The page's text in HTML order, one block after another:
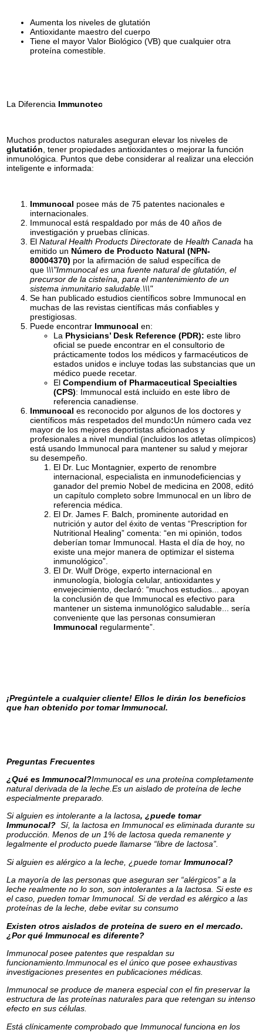
Aumenta los niveles de glutatión
Antioxidante maestro del cuerpo
Tiene el mayor Valor Biológico (VB) que cualquier otra
proteína comestible.
La Diferencia Immunotec
Muchos productos naturales aseguran elevar los niveles de
glutatión , tener propiedades antioxidantes o mejorar la función
inmunológica. Puntos que debe considerar al realizar una elección
inteligente e informada:
Immunocal posee más de 75 patentes nacionales e
internacionales.
Immunocal está respaldado por más de 40 años de
investigación y pruebas clínicas.
ElNatural Health Products Directorate deHealth Canada ha
emitido un Número de Producto Natural (NPN-
80004370) por la afirmación de salud específica de
que \\\"Immunocal es una fuente natural de glutatión, el
precursor de la cisteína, para el mantenimiento de un
sistema inmunitario saludable.\\\"
Se han publicado estudios científicos sobre Immunocal en
muchas de las revistas científicas más confiables y
prestigiosas.
Puede encontrar Immunocalen:
La Physicians’ Desk Reference (PDR): este libro
oficial se puede encontrar en el consultorio de
prácticamente todos los médicos y farmacéuticos de
estados unidos e incluye todas las substancias que un
médico puede recetar.
ElCompendium of Pharmaceutical Specialties
(CPS): Immunocal está incluido en este libro de
referencia canadiense.
Immunocales reconocido por algunos de los doctores y
científicos más respetados del mundo:Un número cada vez
mayor de los mejores deportistas aficionados y
profesionales a nivel mundial (incluidos los atletas olímpicos)
está usando Immunocal para mantener su salud y mejorar
su desempeño.
El Dr. Luc Montagnier, experto de renombre
internacional, especialista en inmunodeficiencias y
ganador del premio Nobel de medicina en 2008, editó
un capítulo completo sobre Immunocal en un libro de
referencia médica.
El Dr. James F. Balch, prominente autoridad en
nutrición y autor del éxito de ventas “Prescription for
Nutritional Healing” comenta: “en mi opinión, todos
deberían tomar Immunocal. Hasta el día de hoy, no
existe una mejor manera de optimizar el sistema
inmunológico”.
El Dr. Wulf Dröge, experto internacional en
inmunología, biología celular, antioxidantes y
envejecimiento, declaró: “muchos estudios... apoyan
la conclusión de que Immunocal es efectivo para
mantener un sistema inmunológico saludable... sería
conveniente que las personas consumieran
Immunocal regularmente”.
¡Pregúntele a cualquier cliente! Ellos le dirán los beneficios
que han obtenido por tomar Immunocal.
Preguntas Frecuentes
¿Qué es Immunocal?Immunocal es una proteína completamente
natural derivada de la leche.Es un aislado de proteína de leche
especialmente preparado.
Si alguien es intolerante a la lactosa, ¿puede tomar
Immunocal?Sí, la lactosa en Immunocal es eliminada durante su
producción. Menos de un 1% de lactosa queda remanente y
legalmente el producto puede llamarse “libre de lactosa”.
Si alguien es alérgico a la leche, ¿puede tomar Immunocal?
La mayoría de las personas que aseguran ser “alérgicos” a la
leche realmente no lo son, son intolerantes a la lactosa. Si este es
el caso, pueden tomar Immunocal. Si de verdad es alérgico a las
proteínas de la leche, debe evitar su consumo
Existen otros aislados de proteína de suero en el mercado.
¿Por qué Immunocal es diferente?
Immunocal posee patentes que respaldan su
funcionamiento.Immunocal es el único que posee exhaustivas
investigaciones presentes en publicaciones médicas.
Immunocal se produce de manera especial con el fin preservar la
estructura de las proteínas naturales para que retengan su intenso
efecto en sus células.
Está clínicamente comprobado que Immunocal funciona en los